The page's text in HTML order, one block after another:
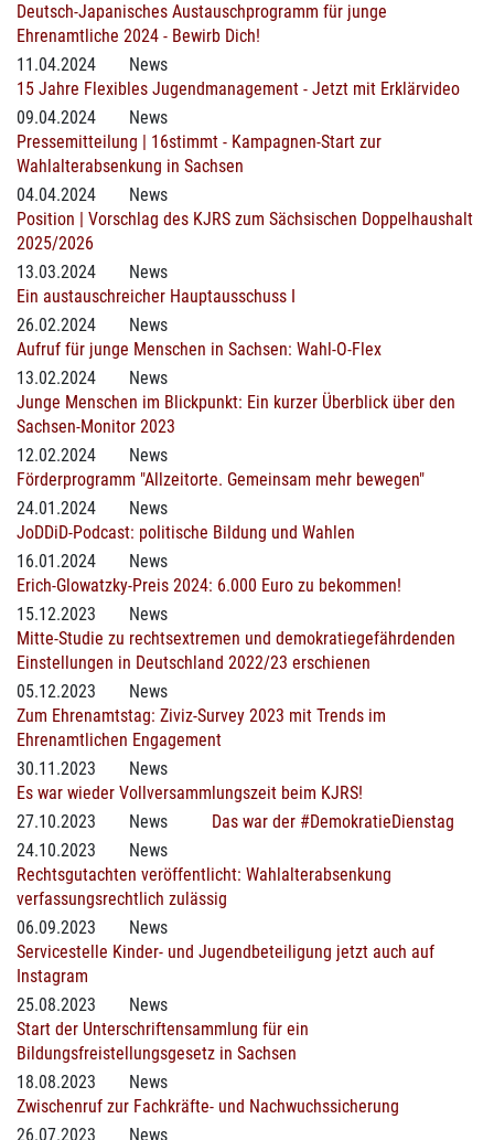
Deutsch-Japanisches Austauschprogramm für junge
Ehrenamtliche 2024 - Bewirb Dich!
11.04.2024
News
15 Jahre Flexibles Jugendmanagement - Jetzt mit Erklärvideo
09.04.2024
News
Pressemitteilung | 16stimmt - Kampagnen-Start zur
Wahlalterabsenkung in Sachsen
04.04.2024
News
Position | Vorschlag des KJRS zum Sächsischen Doppelhaushalt
2025/2026
13.03.2024
News
Ein austauschreicher Hauptausschuss I
26.02.2024
News
Aufruf für junge Menschen in Sachsen: Wahl-O-Flex
13.02.2024
News
Junge Menschen im Blickpunkt: Ein kurzer Überblick über den
Sachsen-Monitor 2023
12.02.2024
News
Förderprogramm "Allzeitorte. Gemeinsam mehr bewegen"
24.01.2024
News
JoDDiD-Podcast: politische Bildung und Wahlen
16.01.2024
News
Erich-Glowatzky-Preis 2024: 6.000 Euro zu bekommen!
15.12.2023
News
Mitte-Studie zu rechtsextremen und demokratiegefährdenden
Einstellungen in Deutschland 2022/23 erschienen
05.12.2023
News
Zum Ehrenamtstag: Ziviz-Survey 2023 mit Trends im
Ehrenamtlichen Engagement
30.11.2023
News
Es war wieder Vollversammlungszeit beim KJRS!
27.10.2023
News
Das war der #DemokratieDienstag
24.10.2023
News
Rechtsgutachten veröffentlicht: Wahlalterabsenkung
verfassungsrechtlich zulässig
06.09.2023
News
Servicestelle Kinder- und Jugendbeteiligung jetzt auch auf
Instagram
25.08.2023
News
Start der Unterschriftensammlung für ein
Bildungsfreistellungsgesetz in Sachsen
18.08.2023
News
Zwischenruf zur Fachkräfte- und Nachwuchssicherung
26.07.2023
News